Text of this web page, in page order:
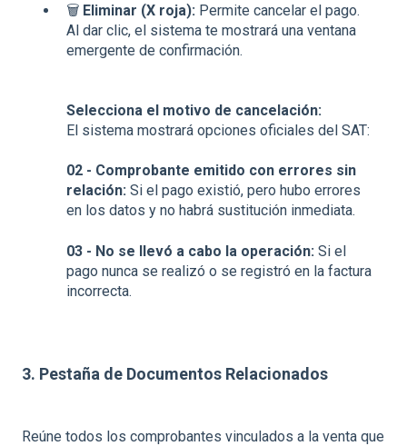
🗑️ Eliminar (X roja): Permite cancelar el pago.
Al dar clic, el sistema te mostrará una ventana
emergente de confirmación.
Selecciona el motivo de cancelación:
El sistema mostrará opciones oficiales del SAT:
02 - Comprobante emitido con errores sin
relación: Si el pago existió, pero hubo errores
en los datos y no habrá sustitución inmediata.
03 - No se llevó a cabo la operación: Si el
pago nunca se realizó o se registró en la factura
incorrecta.
3. Pestaña de Documentos Relacionados
Reúne todos los comprobantes vinculados a la venta que